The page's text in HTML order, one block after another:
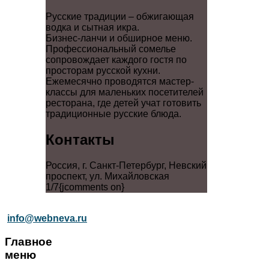
Русские традиции – обжигающая
водка и сытная икра.
Бизнес-ланчи и обширное меню.
Профессиональный сомелье
сопровождает каждого гостя по
просторам русской кухни.
Ежемесячно проводятся мастер-
классы для маленьких посетителей
ресторана, где детей учат готовить
традиционные русские блюда.
Контакты
Россия, г. Санкт-Петербург, Невский
проспект, ул. Михайловская
1/7{jcomments on}
info@webneva.ru
Главное
меню